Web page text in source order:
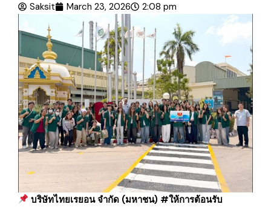
Saksit March 23, 2026 2:08 pm
บริษัทไทยเรยอน จำกัด (มหาชน) #ให้การต้อนรับ